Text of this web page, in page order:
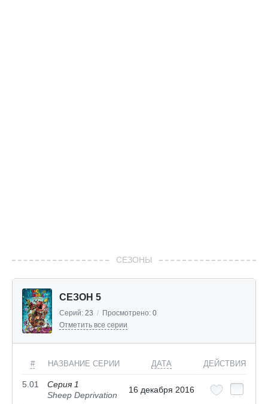
СЕЗОНЫ
СЕЗОН 5
Серий: 23 / Просмотрено: 0
Отметить все серии
# НАЗВАНИЕ СЕРИИ ДАТА ДЕЙСТВИЯ
5.01
Серия 1
Sheep Deprivation
16 декабря 2016